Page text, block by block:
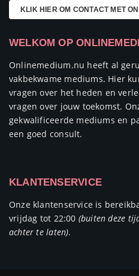
KLIK HIER OM CONTACT MET
WELKOM OP
Onlinemedium.nu heeft al
vakbekwame mediums. Hier
vragen over het heden en
vragen over jouw toekomst.
gekwalificeerde mediums en
een goed consult.
KLANTENSERVICE
Onze klantenservice is
vrijdag tot 22:00 (buiten deze
achter te laten).